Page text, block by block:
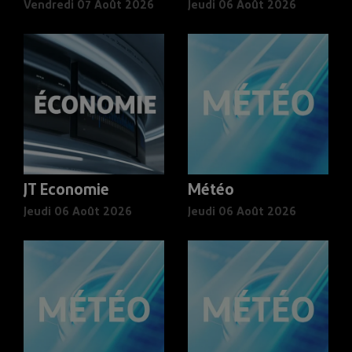
Vendredi 07 Août 2026 Jeudi 06 Août 2026
JT Economie
Jeudi 06 Août 2026
Météo
Jeudi 06 Août 2026